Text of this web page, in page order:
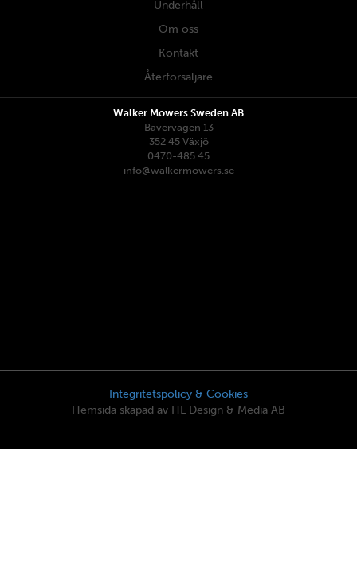
Underhåll
Om oss
Kontakt
Återförsäljare
Walker Mowers Sweden AB
Bävervägen 13
352 45 Växjö
0470-485 45
info@walkermowers.se
Integritetspolicy & Cookies
Hemsida skapad av HL Design & Media AB